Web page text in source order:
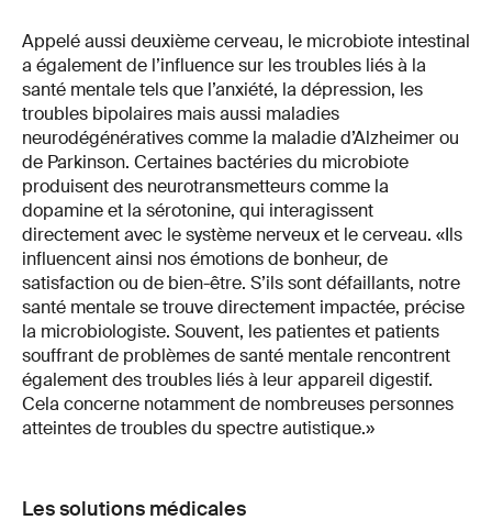
Appelé aussi deuxième cerveau, le microbiote intestinal
a également de l’influence sur les troubles liés à la
santé mentale tels que l’anxiété, la dépression, les
troubles bipolaires mais aussi maladies
neurodégénératives comme la maladie d’Alzheimer ou
de Parkinson. Certaines bactéries du microbiote
produisent des neurotransmetteurs comme la
dopamine et la sérotonine, qui interagissent
directement avec le système nerveux et le cerveau. «Ils
influencent ainsi nos émotions de bonheur, de
satisfaction ou de bien-être. S’ils sont défaillants, notre
santé mentale se trouve directement impactée, précise
la microbiologiste. Souvent, les patientes et patients
souffrant de problèmes de santé mentale rencontrent
également des troubles liés à leur appareil digestif.
Cela concerne notamment de nombreuses personnes
atteintes de troubles du spectre autistique.»
Les solutions médicales